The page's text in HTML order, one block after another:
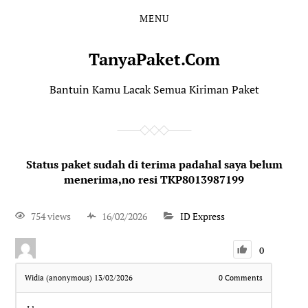
MENU
TanyaPaket.Com
Bantuin Kamu Lacak Semua Kiriman Paket
Status paket sudah di terima padahal saya belum
menerima,no resi TKP8013987199
754 views 16/02/2026 ID Express
0
Widia (anonymous) 13/02/2026 0Comments